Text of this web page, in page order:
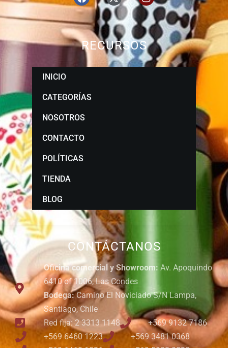
CONTÁCTANOS
Oficina comercial y Showroom: Av. Apoquindo
6410 of 1006, Las Condes
Bodega:Camino El Noviciado S/N Lampa,
Santiago, Chile
Red fija: 2 3313 1148
+569 9132 7186
+569 6460 1223
+569 3481 0368
RECURSOS
INICIO
CATEGORÍAS
NOSOTROS
CONTACTO
POLÍTICAS
TIENDA
BLOG